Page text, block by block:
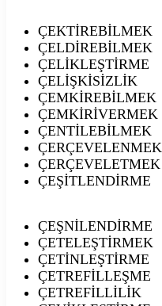
ÇEKTİREBİLMEK
ÇELDİREBİLMEK
ÇELİKLEŞTİRME
ÇELİŞKİSİZLİK
ÇEMKİREBİLMEK
ÇEMKİRİVERMEK
ÇENTİLEBİLMEK
ÇERÇEVELENMEK
ÇERÇEVELETMEK
ÇEŞİTLENDİRME
ÇEŞNİLENDİRME
ÇETELEŞTİRMEK
ÇETİNLEŞTİRME
ÇETREFİLLEŞME
ÇETREFİLLİLİK